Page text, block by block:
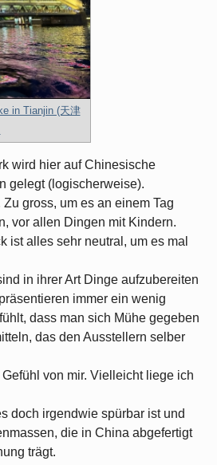
in Tianjin (天津
wird hier auf Chinesische
gelegt (logischerweise).
gross, um es an einem Tag
vor allen Dingen mit Kindern.
ist alles sehr neutral, um es mal
in ihrer Art Dinge aufzubereiten
immer ein wenig
dass man sich Mühe gegeben
das den Ausstellern selber
von mir. Vielleicht liege ich
doch irgendwie spürbar ist und
die in China abgefertigt
trägt.